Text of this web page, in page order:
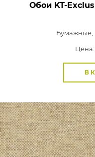
Обои KT-
Бумажные,
Цена:
В